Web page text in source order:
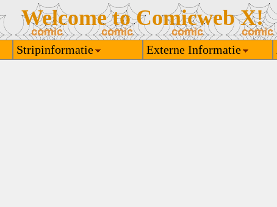
Welcome to Comicweb X!
Stripinformatie Externe Informatie